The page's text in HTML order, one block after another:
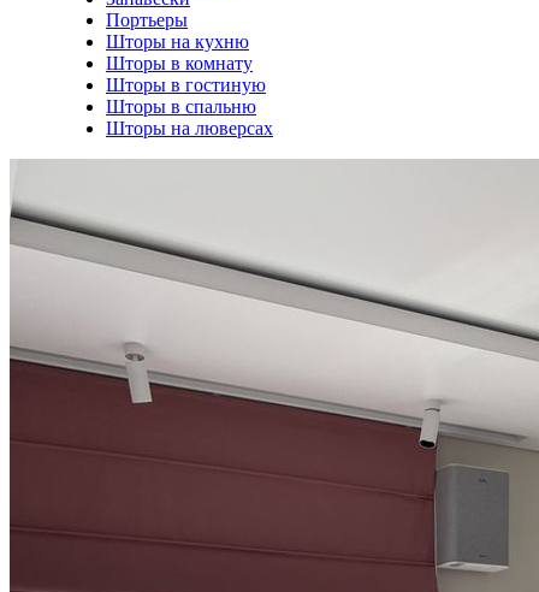
Портьеры
Шторы на кухню
Шторы в комнату
Шторы в гостиную
Шторы в спальню
Шторы на люверсах